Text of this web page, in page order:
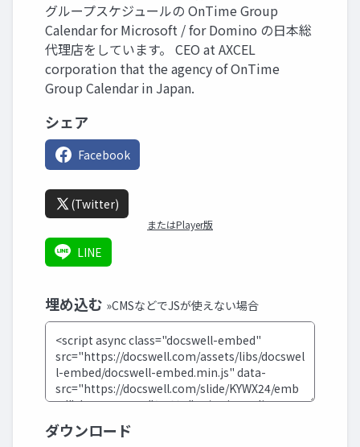
グループスケジュールの OnTime Group
Calendar for Microsoft / for Domino の日本総
代理店をしています。 CEO at AXCEL
corporation that the agency of OnTime
Group Calendar in Japan.
シェア
Facebook
(Twitter)
またはPlayer版
LINE
埋め込む »CMSなどでJSが使えない場合
ダウンロード